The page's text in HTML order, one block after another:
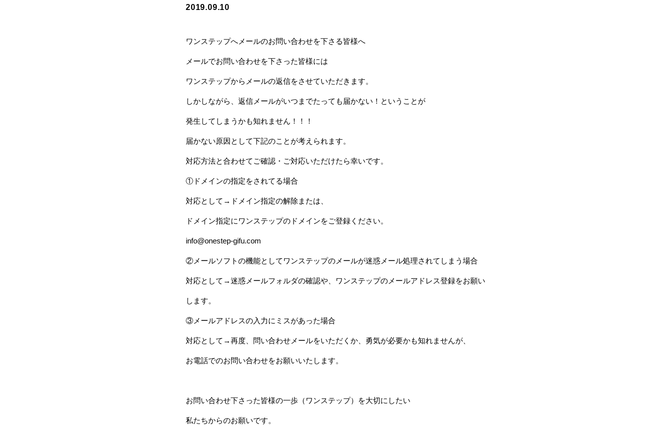
2019.09.10
ワンステップへメールのお問い合わせを下さる皆様へ
メールでお問い合わせを下さった皆様には
ワンステップからメールの返信をさせていただきます。
しかしながら、返信メールがいつまでたっても届かない！ということが
発生してしまうかも知れません！！！
届かない原因として下記のことが考えられます。
対応方法と合わせてご確認・ご対応いただけたら幸いです。
①ドメインの指定をされてる場合
対応として→ドメイン指定の解除または、
ドメイン指定にワンステップのドメインをご登録ください。
info@onestep-gifu.com
②メールソフトの機能としてワンステップのメールが迷惑メール処理されてしまう場合
対応として→迷惑メールフォルダの確認や、ワンステップのメールアドレス登録をお願い
します。
③メールアドレスの入力にミスがあった場合
対応として→再度、問い合わせメールをいただくか、勇気が必要かも知れませんが、
お電話でのお問い合わせをお願いいたします。
お問い合わせ下さった皆様の一歩（ワンステップ）を大切にしたい
私たちからのお願いです。